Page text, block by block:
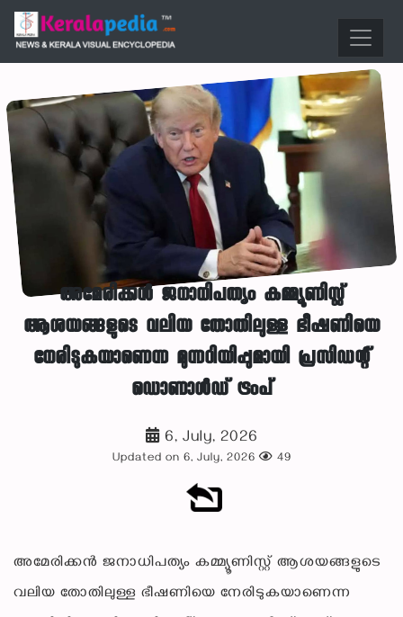
അമേരിക്കൻ ജനാധിപത്യം കമ്മ്യൂണിസ്റ്റ്
ആശയങ്ങളുടെ വലിയ തോതിലുള്ള ഭീഷണിയെ
നേരിടുകയാണെന്ന മുന്നറിയിപ്പുമായി പ്രസിഡന്റ്
ഡൊണാൾഡ് ട്രംപ്
6, July, 2026
Updated on 6, July, 2026 49
അമേരിക്കൻ ജനാധിപത്യം കമ്മ്യൂണിസ്റ്റ് ആശയങ്ങളുടെ
വലിയ തോതിലുള്ള ഭീഷണിയെ നേരിടുകയാണെന്ന